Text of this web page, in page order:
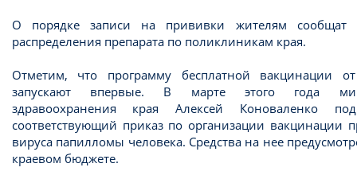
О порядке записи на прививки жителям сообщат
распределения препарата по поликлиникам края.
Отметим, что программу бесплатной вакцинации
запускают впервые. В марте этого года
здравоохранения края Алексей Коноваленко
соответствующий приказ по организации вакцинации
вируса папилломы человека. Средства на нее
краевом бюджете.